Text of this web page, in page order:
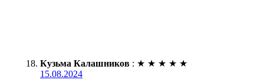
Кузьма Калашников : ★ ★ ★ ★ ★
15.08.2024